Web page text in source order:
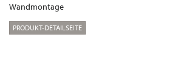
Wandmontage
PRODUKT-DETAILSEITE